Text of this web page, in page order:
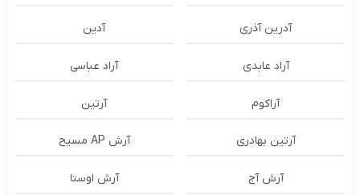
آدرین آذری آدین
آراد عابدی آراد عباسی
آراکوم آرتین
آرتین بهادری آرش AP مسیح
آرش آج آرش اوستا